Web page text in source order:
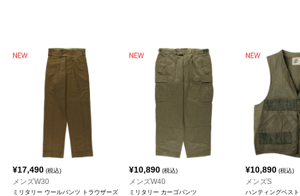
¥17,490 (税込)
メンズW30
ミリタリー ウールパンツ トラウザーズ
¥10,890 (税込)
メンズW40
ミリタリー カーゴパンツ
¥10,890 (税込)
メンズS
ハンティングベスト